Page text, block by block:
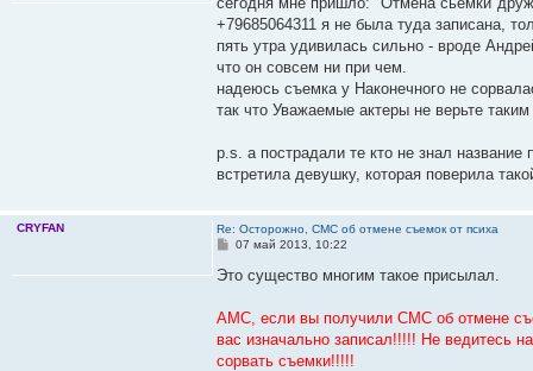
щ
е
и
е
+79685064311 я не была туда записана,
пять утра удивилась сильно - вроде
что он совсем ни при чем.
надеюсь съемка у Наконечного не
так что Уважаемые актеры не верьте
p.s. а пострадали те кто не знал название
встретила девушку, которая поверила
CRYFAN
Re: Осторожно, СМС об отмене съемок от психа
С
о
е
и
е
07 май 2013, 10:22
Это существо многим такое присылал.
АМС, если вы получили СМС об отмене
вас изначально записал!!!!! Не ведитесь
сорвать съемки!!!!!